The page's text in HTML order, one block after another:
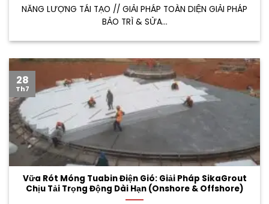
NĂNG LƯỢNG TÁI TẠO // GIẢI PHÁP TOÀN DIỆN GIẢI PHÁP
BẢO TRÌ & SỬA...
Vữa Rót Móng Tuabin Điện Gió: Giải Pháp SikaGrout
Chịu Tải Trọng Động Dài Hạn (Onshore & Offshore)
28
Th7